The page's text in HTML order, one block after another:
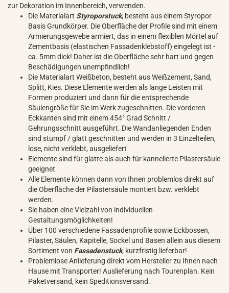
zur Dekoration im Innenbereich, verwenden.
Die Materialart Styroporstuck, besteht aus einem Styropor
Basis Grundkörper. Die Oberfläche der Profile sind mit einem
Armierungsgewebe armiert, das in einem flexiblen Mörtel auf
Zementbasis (elastischen Fassadenklebstoff) eingelegt ist -
ca. 5mm dick! Daher ist die Oberfläche sehr hart und gegen
Beschädigungen unempfindlich!
Die Materialart Weißbeton, besteht aus Weißzement, Sand,
Splitt, Kies. Diese Elemente werden als lange Leisten mit
Formen produziert und dann für die entsprechende
Säulengröße für Sie im Werk zugeschnitten. Die vorderen
Eckkanten sind mit einem 454° Grad Schnitt /
Gehrungsschnitt ausgeführt. Die Wandanliegenden Enden
sind stumpf / glatt geschnitten und werden in 3 Einzelteilen,
lose, nicht verklebt, ausgeliefert
Elemente sind für glatte als auch für kannelierte Pilastersäule
geeignet
Alle Elemente können dann von Ihnen problemlos direkt auf
die Oberfläche der Pilastersäule montiert bzw. verklebt
werden.
Sie haben eine Vielzahl von individuellen
Gestaltungsmöglichkeiten!
Über 100 verschiedene Fassadenprofile sowie Eckbossen,
Pilaster, Säulen, Kapitelle, Sockel und Basen allein aus diesem
Sortiment von Fassadenstuck, kurzfristig lieferbar!
Problemlose Anlieferung direkt vom Hersteller zu Ihnen nach
Hause mit Transporter! Auslieferung nach Tourenplan. Kein
Paketversand, kein Speditionsversand.